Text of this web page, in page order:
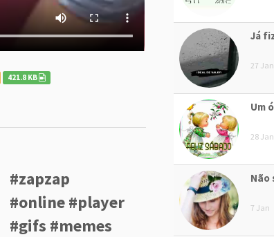
421.8 KB
#zapzap
#online #player
#gifs #memes
Já
27 Jan
Um
28 Jan
Não
7 Jan